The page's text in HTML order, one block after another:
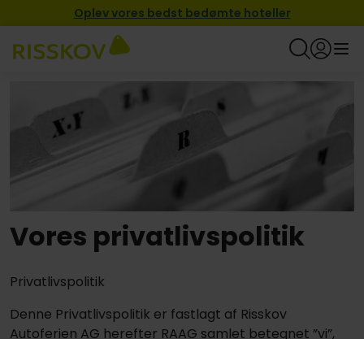
Oplev vores bedst bedømte hoteller
Vores privatlivspolitik
Privatlivspolitik
Denne Privatlivspolitik er fastlagt af Risskov
Autoferien AG herefter RAAG samlet betegnet ”vi”,